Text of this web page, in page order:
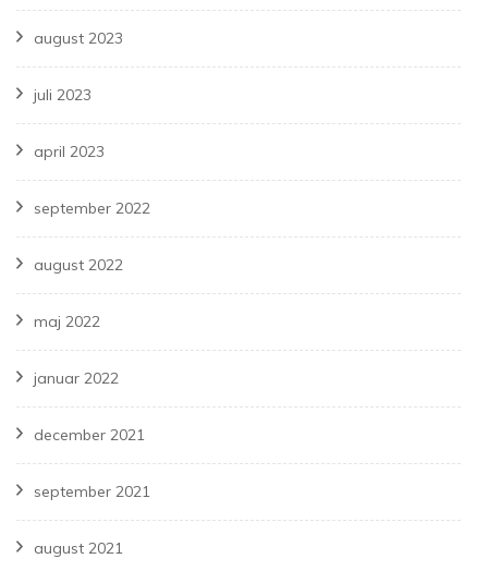
august 2023
juli 2023
april 2023
september 2022
august 2022
maj 2022
januar 2022
december 2021
september 2021
august 2021